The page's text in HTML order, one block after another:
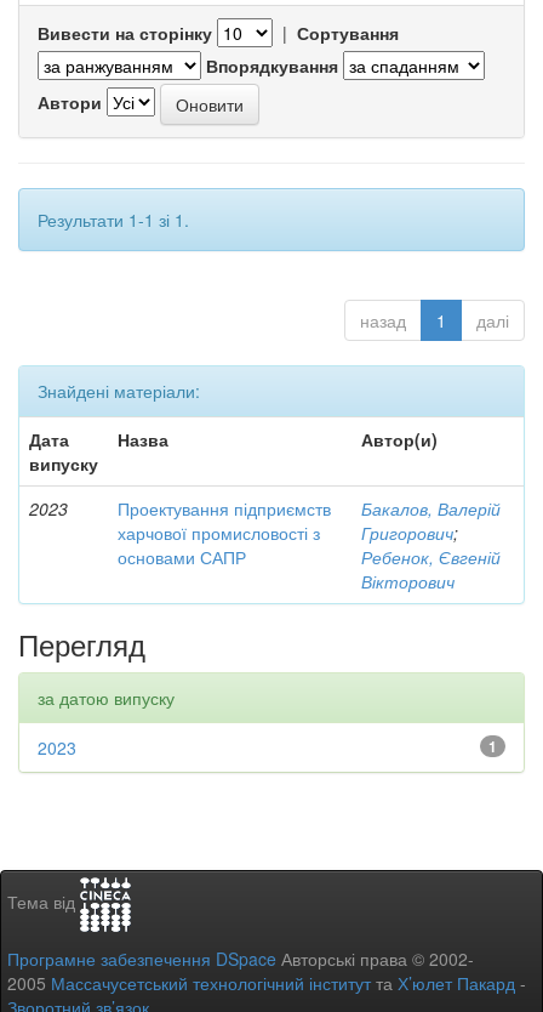
Вивести на сторінку | Сортування
Впорядкування
Автори
Результати 1-1 зі 1.
назад 1 далі
Знайдені матеріали:
Дата
випуску
Назва Автор(и)
2023
Проектування підприємств
харчової промисловості з
основами САПР
Бакалов, Валерій
Григорович;
Ребенок, Євгеній
Вікторович
Перегляд
за датою випуску
1
2023
Тема від
Програмне забезпечення DSpace Авторські права © 2002-
2005 Массачусетський технологічний інститутта Х’юлет Пакард -
Зворотний зв’язок